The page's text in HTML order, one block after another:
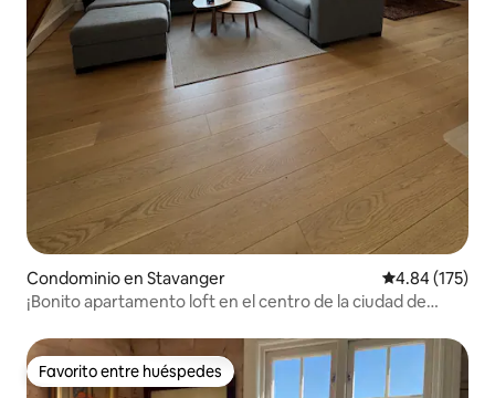
Condominio en Stavanger Calificación
4.84 (175)
¡Bonito apartamento loft en el centro de la ciudad de
Favorito entre huéspedes
Favorito entre huéspedes